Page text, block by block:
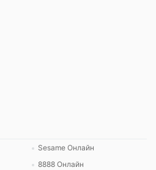
Sesame Онлайн
8888 Онлайн